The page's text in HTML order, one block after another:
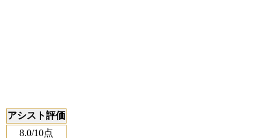
アシスト評価
8.0/10点